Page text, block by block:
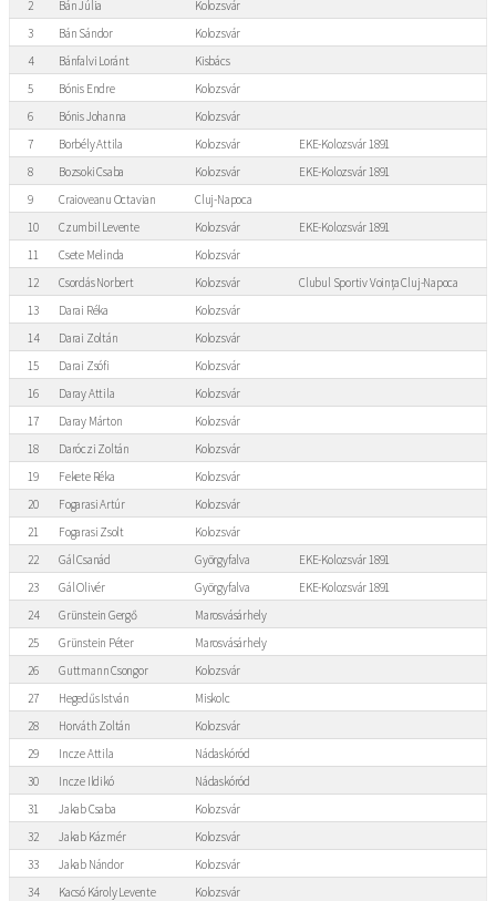
2
Bán Júlia
Kolozsvár
3
Bán Sándor
Kolozsvár
4
Bánfalvi Loránt
Kisbács
5
Bónis Endre
Kolozsvár
6
Bónis Johanna
Kolozsvár
7
Borbély Attila Kolozsvár
EKE-Kolozsvár 1891
8
Bozsoki Csaba Kolozsvár
EKE-Kolozsvár 1891
9
Craioveanu Octavian
Cluj-Napoca
10
Czumbil Levente Kolozsvár
EKE-Kolozsvár 1891
11
Csete Melinda
Kolozsvár
12
Csordás Norbert Kolozsvár
Clubul Sportiv Voința Cluj-Napoca
13
Darai Réka
Kolozsvár
14
Darai Zoltán
Kolozsvár
15
Darai Zsófi
Kolozsvár
16
Daray Attila
Kolozsvár
17
Daray Márton
Kolozsvár
18
Daróczi Zoltán
Kolozsvár
19
Fekete Réka
Kolozsvár
20
Fogarasi Artúr
Kolozsvár
21
Fogarasi Zsolt
Kolozsvár
22
Gál Csanád Györgyfalva
EKE-Kolozsvár 1891
23
Gál Olivér Györgyfalva
EKE-Kolozsvár 1891
24
Grünstein Gergő
Marosvásárhely
25
Grünstein Péter
Marosvásárhely
26
Guttmann Csongor
Kolozsvár
27
Hegedűs István
Miskolc
28
Horváth Zoltán
Kolozsvár
29
Incze Attila
Nádaskóród
30
Incze Ildikó
Nádaskóród
31
Jakab Csaba
Kolozsvár
32
Jakab Kázmér
Kolozsvár
33
Jakab Nándor
Kolozsvár
34
Kacsó Károly Levente
Kolozsvár